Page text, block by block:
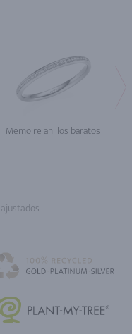
Memoire anillos baratos